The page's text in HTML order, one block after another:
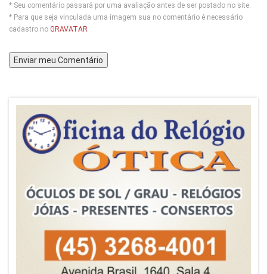
* Seu comentário passará por uma avaliação antes de ser postado no site.
* Para que seja vinculada uma imagem sua no comentário é necessário
cadastro no GRAVATAR